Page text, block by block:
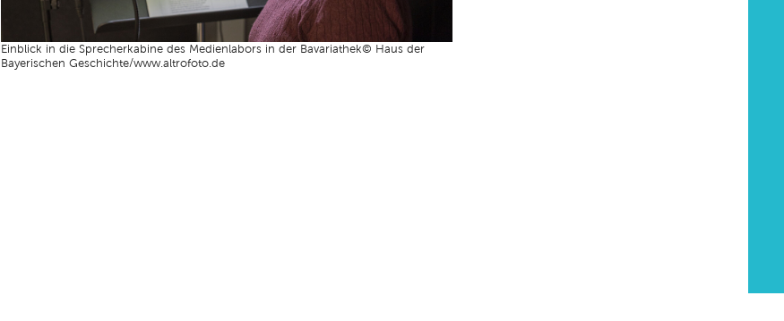
Einblick in die Sprecherkabine des Medienlabors in der Bavariathek© Haus der
Bayerischen Geschichte/www.altrofoto.de